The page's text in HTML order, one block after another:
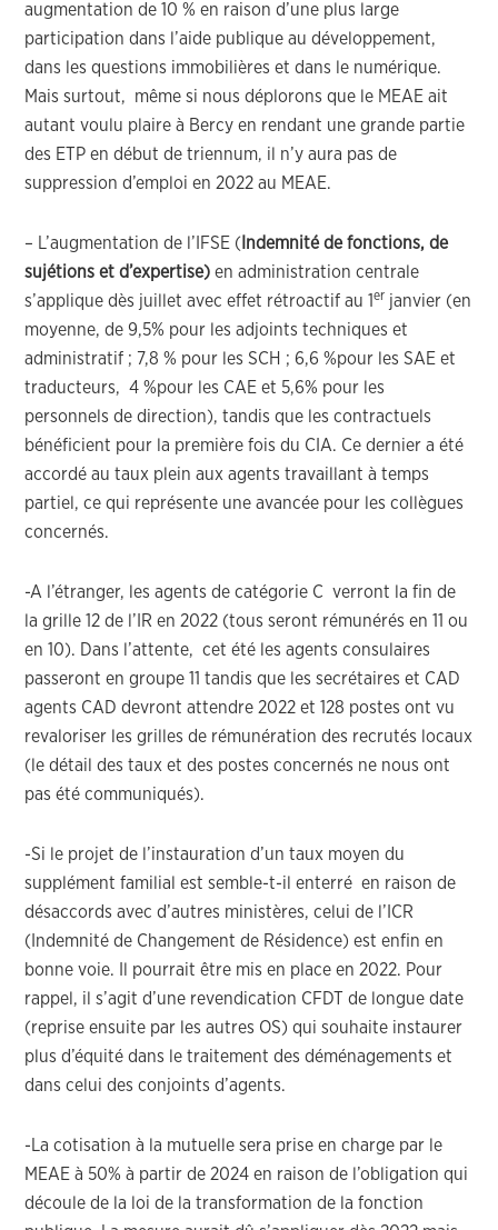
augmentation de 10 % en raison d’une plus large
participation dans l’aide publique au développement,
dans les questions immobilières et dans le numérique.
Mais surtout, même si nous déplorons que le MEAE ait
autant voulu plaire à Bercy en rendant une grande partie
des ETP en début de triennum, il n’y aura pas de
suppression d’emploi en 2022 au MEAE.
– L’augmentation de l’IFSE ( Indemnité de fonctions, de
sujétions et d’expertise) en administration centrale
s’applique dès juillet avec effet rétroactif au 1er janvier (en
moyenne, de 9,5% pour les adjoints techniques et
administratif ; 7,8 % pour les SCH ; 6,6 %pour les SAE et
traducteurs, 4 %pour les CAE et 5,6% pour les
personnels de direction), tandis que les contractuels
bénéficient pour la première fois du CIA. Ce dernier a été
accordé au taux plein aux agents travaillant à temps
partiel, ce qui représente une avancée pour les collègues
concernés.
-A l’étranger, les agents de catégorie C verront la fin de
la grille 12 de l’IR en 2022 (tous seront rémunérés en 11 ou
en 10). Dans l’attente, cet été les agents consulaires
passeront en groupe 11 tandis que les secrétaires et CAD
agents CAD devront attendre 2022 et 128 postes ont vu
revaloriser les grilles de rémunération des recrutés locaux
(le détail des taux et des postes concernés ne nous ont
pas été communiqués).
-Si le projet de l’instauration d’un taux moyen du
supplément familial est semble-t-il enterré en raison de
désaccords avec d’autres ministères, celui de l’ICR
(Indemnité de Changement de Résidence) est enfin en
bonne voie. Il pourrait être mis en place en 2022. Pour
rappel, il s’agit d’une revendication CFDT de longue date
(reprise ensuite par les autres OS) qui souhaite instaurer
plus d’équité dans le traitement des déménagements et
dans celui des conjoints d’agents.
-La cotisation à la mutuelle sera prise en charge par le
MEAE à 50% à partir de 2024 en raison de l’obligation qui
découle de la loi de la transformation de la fonction